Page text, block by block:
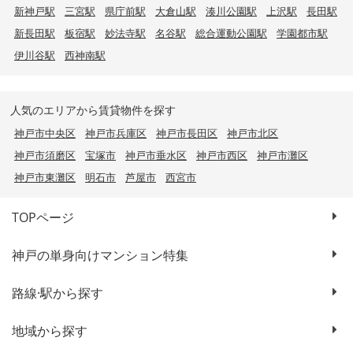
新神戸駅 三宮駅 県庁前駅 大倉山駅 湊川公園駅 上沢駅
長田駅
新長田駅
板宿駅 妙法寺駅 名谷駅 総合運動公園駅
学園都市駅
伊川谷駅
西神南駅
人気のエリアから賃貸物件を探す
神戸市中央区 神戸市兵庫区 神戸市長田区
神戸市北区
神戸市須磨区
宝塚市 神戸市垂水区 神戸市西区
神戸市灘区
神戸市東灘区
明石市 芦屋市 西宮市
TOPページ
神戸の単身向けマンション特集
路線·駅から探す
地域から探す